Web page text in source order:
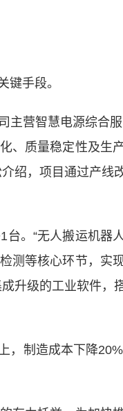
手段。
智慧电源综合服
、质量稳定性及生
绍，项目通过产线
“无人搬运机器人
测等核心环节，实
升级的工业软件，
造成本下降20%